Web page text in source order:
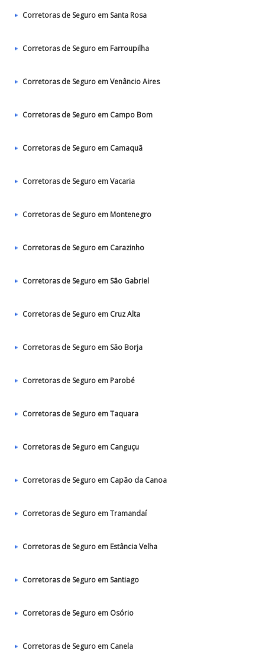
Corretoras de Seguro em Santa Rosa
Corretoras de Seguro em Farroupilha
Corretoras de Seguro em Venâncio Aires
Corretoras de Seguro em Campo Bom
Corretoras de Seguro em Camaquã
Corretoras de Seguro em Vacaria
Corretoras de Seguro em Montenegro
Corretoras de Seguro em Carazinho
Corretoras de Seguro em São Gabriel
Corretoras de Seguro em Cruz Alta
Corretoras de Seguro em São Borja
Corretoras de Seguro em Parobé
Corretoras de Seguro em Taquara
Corretoras de Seguro em Canguçu
Corretoras de Seguro em Capão da Canoa
Corretoras de Seguro em Tramandaí
Corretoras de Seguro em Estância Velha
Corretoras de Seguro em Santiago
Corretoras de Seguro em Osório
Corretoras de Seguro em Canela